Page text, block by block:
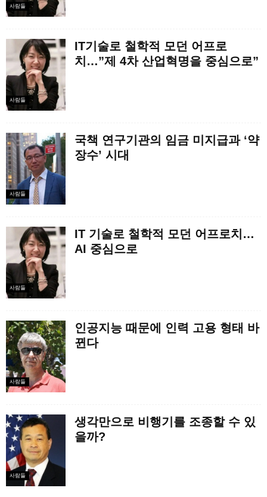
사람들
사람들
IT기술로 철학적 모던 어프로
치…”제 4차 산업혁명을 중심으로”
사람들
국책 연구기관의 임금 미지급과 ‘약
장수’ 시대
사람들
IT 기술로 철학적 모던 어프로치…
AI 중심으로
사람들
인공지능 때문에 인력 고용 형태 바
뀐다
사람들
생각만으로 비행기를 조종할 수 있
을까?